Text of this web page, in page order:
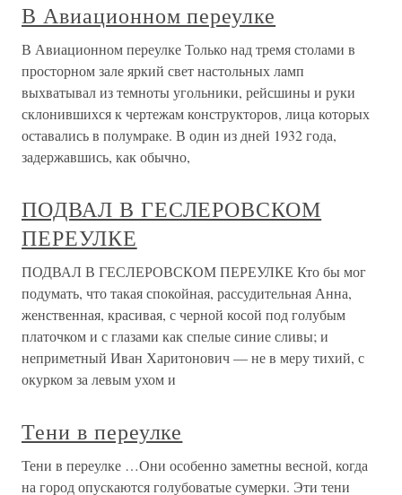
В Авиационном переулке
В Авиационном переулке Только над тремя столами в
просторном зале яркий свет настольных ламп
выхватывал из темноты угольники, рейсшины и руки
склонившихся к чертежам конструкторов, лица которых
оставались в полумраке. В один из дней 1932 года,
задержавшись, как обычно,
ПОДВАЛ В ГЕСЛЕРОВСКОМ
ПЕРЕУЛКЕ
ПОДВАЛ В ГЕСЛЕРОВСКОМ ПЕРЕУЛКЕ Кто бы мог
подумать, что такая спокойная, рассудительная Анна,
женственная, красивая, с черной косой под голубым
платочком и с глазами как спелые синие сливы; и
неприметный Иван Харитонович — не в меру тихий, с
окурком за левым ухом и
Тени в переулке
Тени в переулке …Они особенно заметны весной, когда
на город опускаются голубоватые сумерки. Эти тени